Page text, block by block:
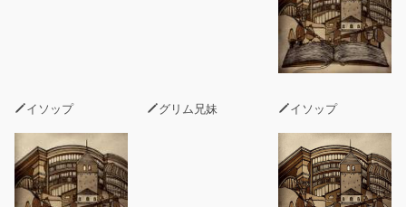
イソップ グリム兄妹 イソップ